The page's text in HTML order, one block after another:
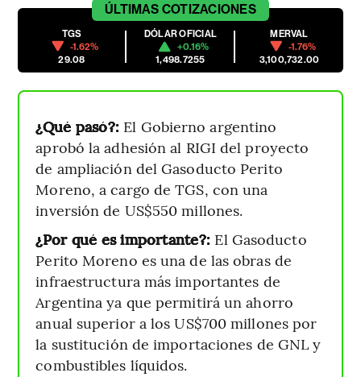
ÚLTIMAS COTIZACIONES
TGS
-1.62%
29.08
DÓLAR OFICIAL
+0.16%
1,498.7255
MERVAL
-1.76%
3,100,732.00
¿Qué pasó?: El Gobierno argentino
aprobó la adhesión al RIGI del proyecto
de ampliación del Gasoducto Perito
Moreno, a cargo de TGS, con una
inversión de US$550 millones.
¿Por qué es importante?: El Gasoducto
Perito Moreno es una de las obras de
infraestructura más importantes de
Argentina ya que permitirá un ahorro
anual superior a los US$700 millones por
la sustitución de importaciones de GNL y
combustibles líquidos.